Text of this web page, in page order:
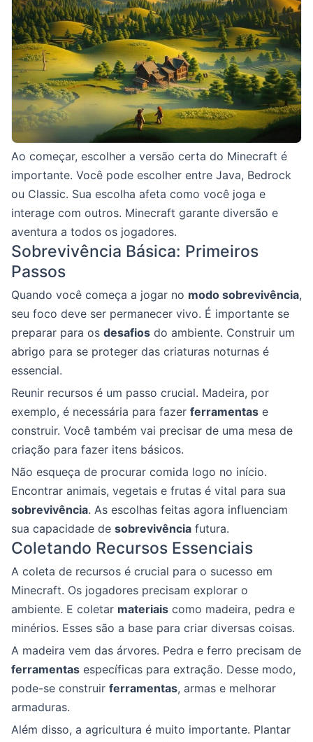
Ao começar, escolher a versão certa do Minecraft é
importante. Você pode escolher entre Java, Bedrock
ou Classic. Sua escolha afeta como você joga e
interage com outros. Minecraft garante diversão e
aventura a todos os jogadores.
Sobrevivência Básica: Primeiros
Passos
Quando você começa a jogar no modo sobrevivência,
seu foco deve ser permanecer vivo. É importante se
preparar para os desafios do ambiente. Construir um
abrigo para se proteger das criaturas noturnas é
essencial.
Reunir recursos é um passo crucial. Madeira, por
exemplo, é necessária para fazer ferramentas e
construir. Você também vai precisar de uma mesa de
criação para fazer itens básicos.
Não esqueça de procurar comida logo no início.
Encontrar animais, vegetais e frutas é vital para sua
sobrevivência. As escolhas feitas agora influenciam
sua capacidade de sobrevivência futura.
Coletando Recursos Essenciais
A coleta de recursos é crucial para o sucesso em
Minecraft. Os jogadores precisam explorar o
ambiente. E coletar materiais como madeira, pedra e
minérios. Esses são a base para criar diversas coisas.
A madeira vem das árvores. Pedra e ferro precisam de
ferramentas específicas para extração. Desse modo,
pode-se construir ferramentas, armas e melhorar
armaduras.
Além disso, a agricultura é muito importante. Plantar